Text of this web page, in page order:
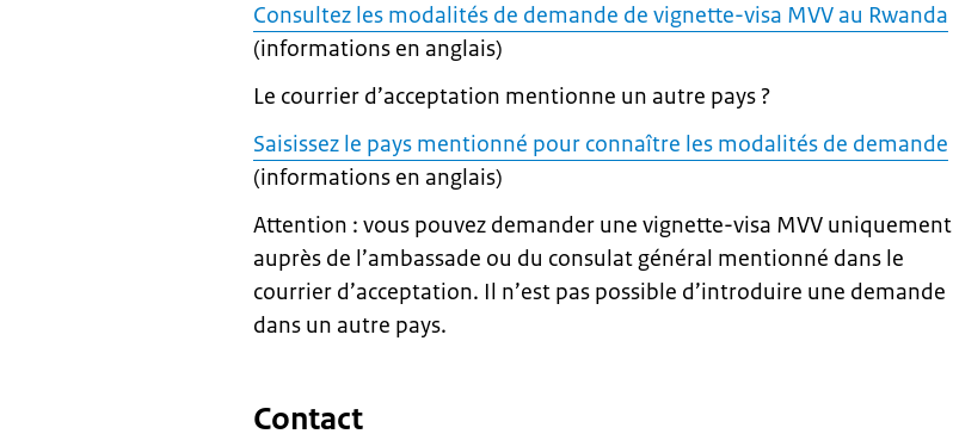
Consultez les modalités de demande de vignette-visa MVV au Rwanda
(informations en anglais)
Le courrier d’acceptation mentionne un autre pays ?
Saisissez le pays mentionné pour connaître les modalités de demande
(informations en anglais)
Attention : vous pouvez demander une vignette-visa MVV uniquement
auprès de l’ambassade ou du consulat général mentionné dans le
courrier d’acceptation. Il n’est pas possible d’introduire une demande
dans un autre pays.
Contact